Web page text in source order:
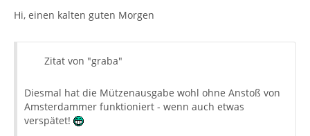
Hi, einen kalten guten Morgen
Zitat von "graba"
Diesmal hat die Mützenausgabe wohl ohne Anstoß von
Amsterdammer funktioniert - wenn auch etwas
verspätet!